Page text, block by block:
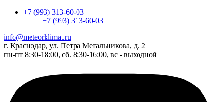
+7 (993) 313-60-03
+7 (993) 313-60-03
info@meteorklimat.ru
г. Краснодар, ул. Петра Метальникова, д. 2
пн-пт 8:30-18:00, сб. 8:30-16:00, вс - выходной